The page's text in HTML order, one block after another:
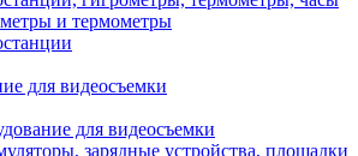
и термометры
для видеосъемки
для видеосъемки
зарядные устройства, площадки